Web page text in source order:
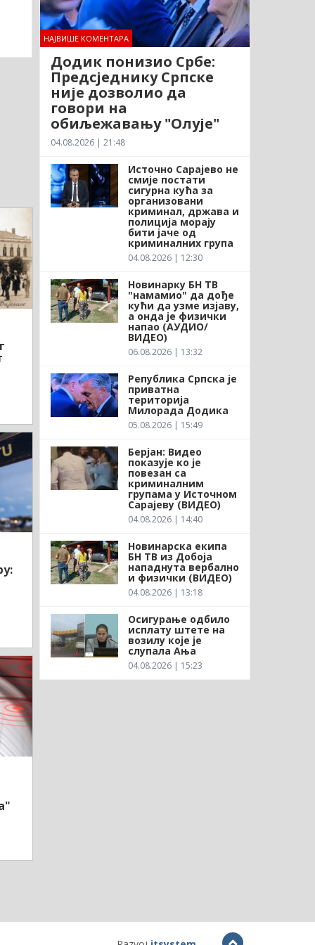
НАЈВИШЕ КОМЕНТАРА
Додик понизио Србе:
Предсједнику Српске
није дозволио да
говори на
обиљежавању "Олује"
04.08.2026 | 21:48
Источно Сарајево не
смије постати
сигурна кућа за
организовани
криминал, држава и
полиција морају
бити јаче од
криминалних група
04.08.2026 | 12:30
Новинарку БН ТВ
"намамио" да дође
кући да узме изјаву,
а онда је физички
напао (АУДИО/
ВИДЕО)
06.08.2026 | 13:32
Република Српска је
приватна
територија
Милорада Додика
05.08.2026 | 15:49
Берјан: Видео
показује ко је
повезан са
криминалним
групама у Источном
Сарајеву (ВИДЕО)
04.08.2026 | 14:40
Новинарска екипа
БН ТВ из Добоја
нападнута вербално
и физички (ВИДЕО)
04.08.2026 | 13:18
Осигурање одбило
исплату штете на
возилу које је
слупала Ања
04.08.2026 | 15:23